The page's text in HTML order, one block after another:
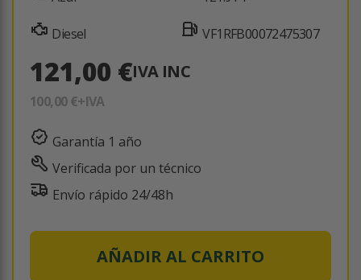
Diesel VF1RFB00072475307
121,00 €IVA INC
100,00 €+IVA
Garantía 1 año
Verificada por un técnico
Envío rápido 24/48h
AÑADIR AL CARRITO